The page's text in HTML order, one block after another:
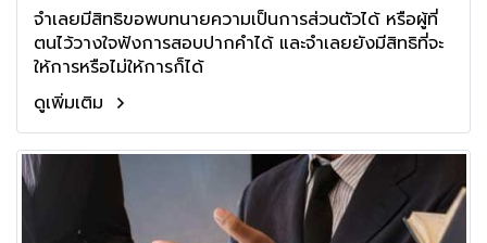
จำเลยมีสิทธิขอพบทนายความเป็นการส่วนตัวได้ หรือผู้ที่
ตนไว้วางใจฟังการสอบปากคำได้ และจำเลยยังมีสิทธิที่จะ
ให้การหรือไม่ให้การก็ได้
ดูเพิ่มเติม